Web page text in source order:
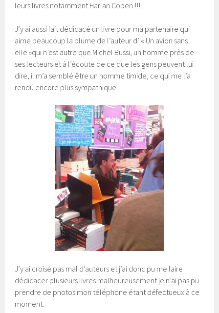
leurs livres notamment Harlan Coben !!!
J’y ai aussi fait dédicacé un livre pour ma partenaire qui
aime beaucoup la plume de l’auteur d’ « Un avion sans
elle »qui n’est autre que Michel Bussi, un homme près de
ses lecteurs et à l’écoute de ce que les gens peuvent lui
dire, il m’a semblé être un homme timide, ce qui me l’a
rendu encore plus sympathique.
J’y ai croisé pas mal d’auteurs et j’ai donc pu me faire
dédicacer plusieurs livres malheureusement je n’ai pas pu
prendre de photos mon téléphone étant défectueux à ce
moment.